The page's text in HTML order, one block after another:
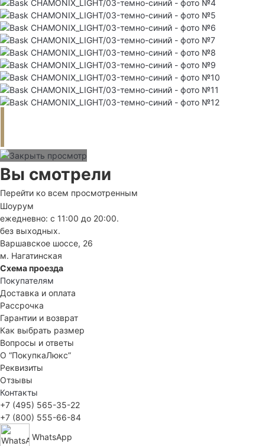
Вы смотрели
Перейти ко всем просмотренным
Шоурум
ежедневно: с 11:00 до 20:00.
без выходных.
Варшавское шоссе, 26
м. Нагатинская
Схема проезда
Покупателям
Доставка и оплата
Рассрочка
Гарантии и возврат
Как выбрать размер
Вопросы и ответы
О “ПокупкаЛюкс”
Реквизиты
Отзывы
Контакты
+7 (495) 565-35-22
+7 (800) 555-66-84
WhatsApp